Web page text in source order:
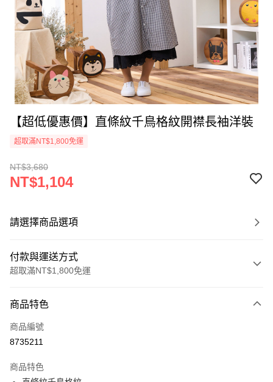
【超低優惠價】直條紋千鳥格紋開襟長袖洋裝
超取滿NT$1,800免運
NT$3,680
NT$1,104
請選擇商品選項
付款與運送方式
超取滿NT$1,800免運
信用卡一次付款
超商取貨付款
街口支付
商品特色
商品編號
8735211
商品特色